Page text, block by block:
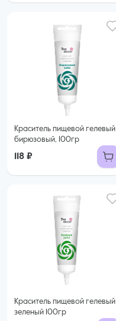
Краситель пищевой гелевый
бирюзовый, 100гр
118 ₽
Краситель пищевой гелевый
зеленый 100гр